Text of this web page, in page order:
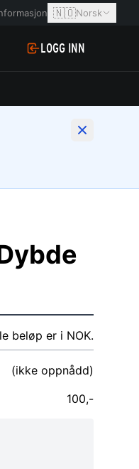
🇳🇴Norsk
LOGG INN
beløp er i NOK.
(ikke oppnådd)
100,-